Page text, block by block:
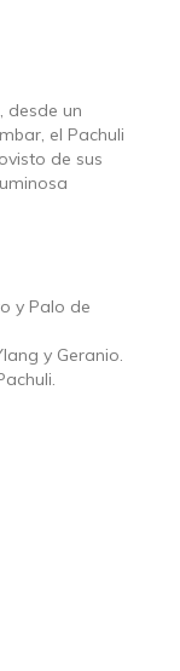
desde un
el Pachuli
de sus
y Palo de
y Geranio.